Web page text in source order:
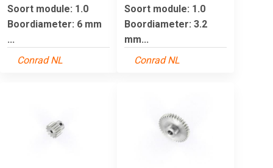
Soort module: 1.0
Boordiameter: 6 mm
...
Conrad NL
Soort module: 1.0
Boordiameter: 3.2
mm...
Conrad NL